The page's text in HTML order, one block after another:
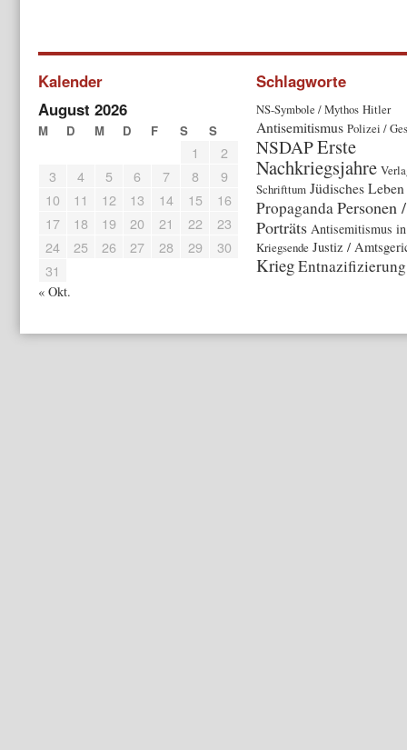
Kalender
August 2026
M D M D F S S
1
2
3
4 5 6 7 8
9
10
11 12 13 14 15
16
17
18 19 20 21 22
23
24
25 26 27 28 29
30
31
« Okt.
Schlagworte
NS-Symbole / Mythos Hitler
Antisemitismus Polizei /
NSDAPErste
Nachkriegsjahre
Schrifttum Jüdisches Leben
Propaganda Personen /
Porträts Antisemitismus
Kriegsende Justiz /
KriegEntnazifizierung